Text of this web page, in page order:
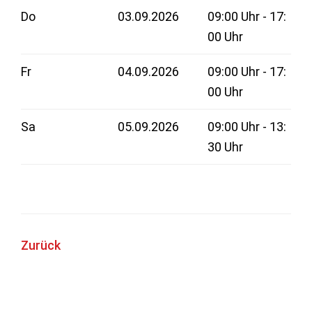
Do 03.09.2026
09:00 Uhr - 17:
00 Uhr
Fr 04.09.2026
09:00 Uhr - 17:
00 Uhr
Sa 05.09.2026
09:00 Uhr - 13:
30 Uhr
Zurück